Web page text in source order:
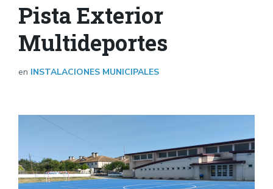
Pista Exterior
Multideportes
en INSTALACIONES MUNICIPALES